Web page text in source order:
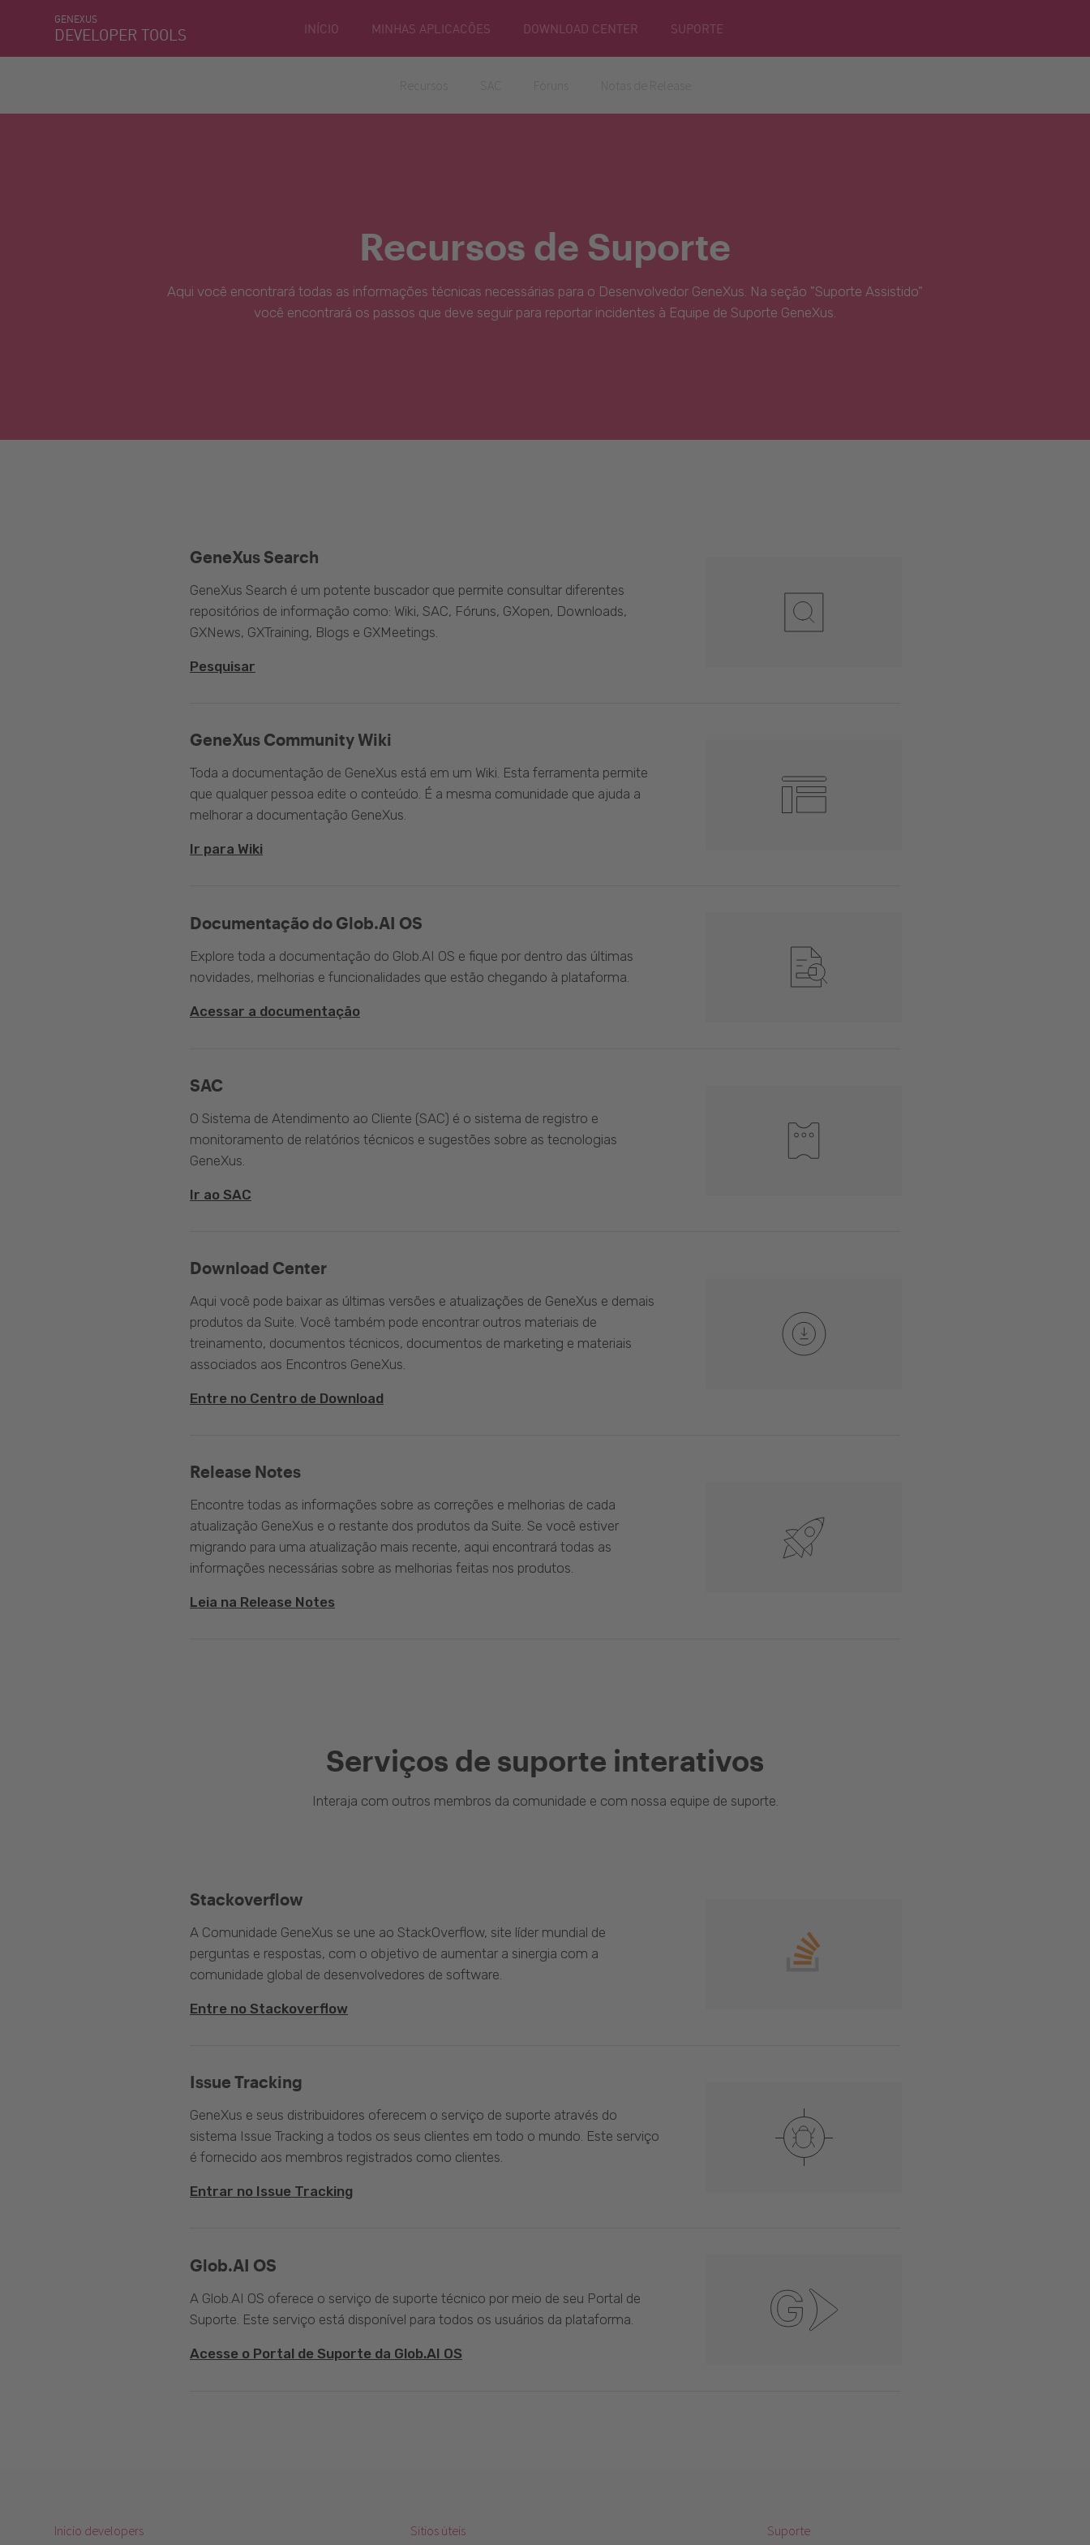
GENEXUS
DEVELOPER TOOLS INÍCIO MINHAS APLICACÕES DOWNLOAD CENTER SUPORTE
Recursos de Suporte
Aqui você encontrará todas as informações técnicas necessárias para o Desenvolvedor GeneXus. Na seção "Suporte Assistido"
você encontrará os passos que deve seguir para reportar incidentes à Equipe de Suporte GeneXus.
GeneXus Community Wiki
Toda a documentação de GeneXus está em um Wiki. Esta ferramenta permite
que qualquer pessoa edite o conteúdo. É a mesma comunidade que ajuda a
melhorar a documentação GeneXus.
Ir para Wiki
GeneXus Search
GeneXus Search é um potente buscador que permite consultar diferentes
repositórios de informação como: Wiki, SAC, Fóruns, GXopen, Downloads,
GXNews, GXTraining, Blogs e GXMeetings.
Pesquisar
Documentação do Glob.AI OS
Explore toda a documentação do Glob.AI OS e fique por dentro das últimas
novidades, melhorias e funcionalidades que estão chegando à plataforma.
Acessar a documentação
SAC
O Sistema de Atendimento ao Cliente (SAC) é o sistema de registro e
monitoramento de relatórios técnicos e sugestões sobre as tecnologias
GeneXus.
Ir ao SAC
Download Center
Aqui você pode baixar as últimas versões e atualizações de GeneXus e demais
produtos da Suite. Você também pode encontrar outros materiais de
treinamento, documentos técnicos, documentos de marketing e materiais
associados aos Encontros GeneXus.
Entre no Centro de Download
Release Notes
Encontre todas as informações sobre as correções e melhorias de cada
atualização GeneXus e o restante dos produtos da Suite. Se você estiver
migrando para uma atualização mais recente, aqui encontrará todas as
informações necessárias sobre as melhorias feitas nos produtos.
Leia na Release Notes
Serviços de suporte interativos
Interaja com outros membros da comunidade e com nossa equipe de suporte.
Stackoverflow
A Comunidade GeneXus se une ao StackOverflow, site líder mundial de
perguntas e respostas, com o objetivo de aumentar a sinergia com a
comunidade global de desenvolvedores de software.
Entre no Stackoverflow
Issue Tracking
GeneXus e seus distribuidores oferecem o serviço de suporte através do
sistema Issue Tracking a todos os seus clientes em todo o mundo. Este serviço
é fornecido aos membros registrados como clientes.
Entrar no Issue Tracking
Glob.AI OS
A Glob.AI OS oferece o serviço de suporte técnico por meio de seu Portal de
Suporte. Este serviço está disponível para todos os usuários da plataforma.
Acesse o Portal de Suporte da Glob.AI OS
Inicio developers Sitios úteis Suporte